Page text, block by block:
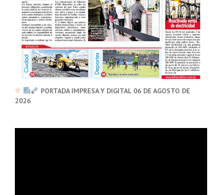
PORTADA IMPRESA Y DIGITAL 06 DE AGOSTO DE
2026